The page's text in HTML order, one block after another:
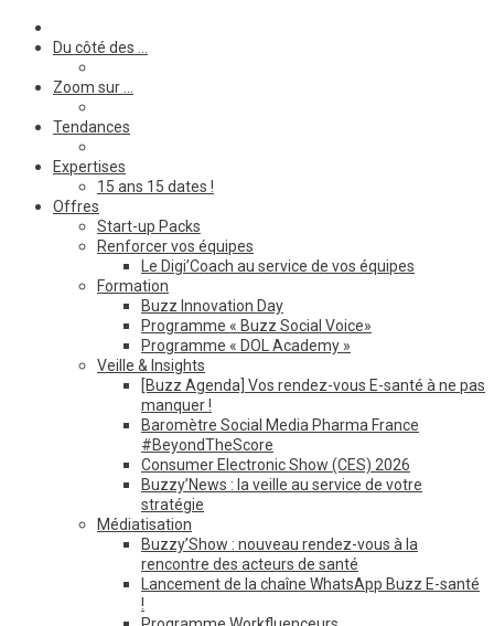
Du côté des …
Zoom sur …
Tendances
Expertises
15 ans 15 dates !
Offres
Start-up Packs
Renforcer vos équipes
Le Digi’Coach au service de vos équipes
Formation
Buzz Innovation Day
Programme « Buzz Social Voice»
Programme « DOL Academy »
Veille & Insights
[Buzz Agenda] Vos rendez-vous E-santé à ne pas
manquer !
Baromètre Social Media Pharma France
#BeyondTheScore
Consumer Electronic Show (CES) 2026
Buzzy’News : la veille au service de votre
stratégie
Médiatisation
Buzzy’Show : nouveau rendez-vous à la
rencontre des acteurs de santé
Lancement de la chaîne WhatsApp Buzz E-santé
!